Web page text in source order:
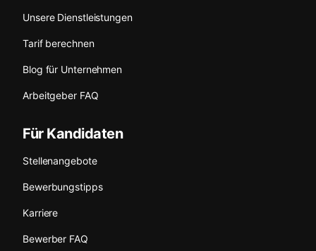
Unsere Dienstleistungen
Tarif berechnen
Blog für Unternehmen
Arbeitgeber FAQ
Für Kandidaten
Stellenangebote
Bewerbungstipps
Karriere
Bewerber FAQ